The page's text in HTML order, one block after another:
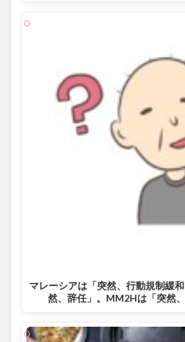
マレーシアは「突然、行動規制緩
然、辞任」。MM2Hは「突然